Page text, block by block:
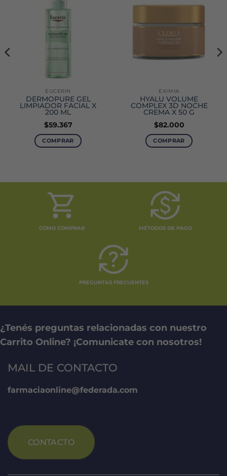
EUCERIN
DERMOPURE GEL
LIMPIADOR FACIAL X
200 ML
$59.367
COMPRAR
EXIMIA
HYALU VOLUME
COMPLEX 3D NOCHE
CREMA X 50 G
$82.000
COMPRAR
CÓMO COMPRAR MÉTODOS DE PAGO
PREGUNTAS FRECUENTES
¿Tenés preguntas relacionadas con nuestro
Carrito Online? ¡Comunicate con nosotros!
MAIL DE CONTACTO
farmaciaonline@federada.com
CONTACTO